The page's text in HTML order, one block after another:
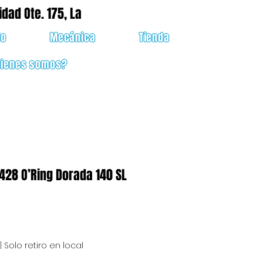
Mecánica
Tienda
somos?
Ote. 175, La
O’Ring Dorada 140 SL
Solo retiro en local